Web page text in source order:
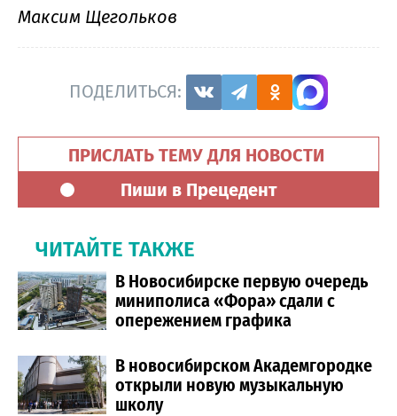
Максим Щегольков
ПОДЕЛИТЬСЯ:
ПРИСЛАТЬ ТЕМУ ДЛЯ НОВОСТИ
Пиши в Прецедент
ЧИТАЙТЕ ТАКЖЕ
В Новосибирске первую очередь
миниполиса «Фора» сдали с
опережением графика
В новосибирском Академгородке
открыли новую музыкальную
школу